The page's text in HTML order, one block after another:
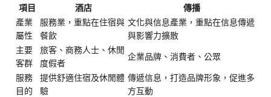
項目 酒店
傳播
產業
屬性
服務業，重點在住宿與
餐飲
文化與信息產業，重點在信息傳遞
與影響力擴散
主要
客群
旅客、商務人士、休閒
度假者
企業品牌、消費者、公眾
服務
目的
提供舒適住宿及休閒體
驗
傳遞信息，打造品牌形象，促進多
方互動